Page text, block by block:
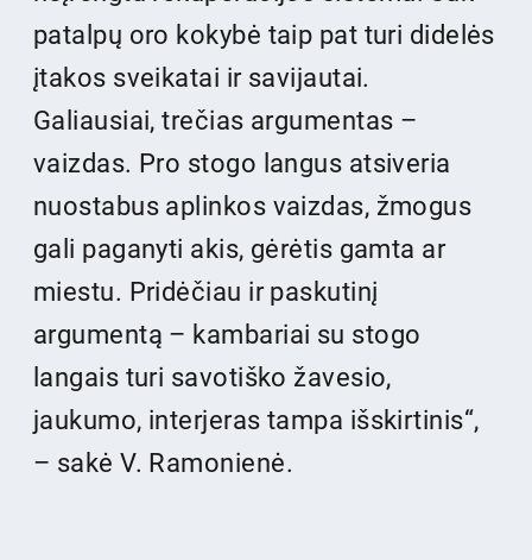
patalpų oro kokybė taip pat turi didelės
įtakos sveikatai ir savijautai.
Galiausiai, trečias argumentas –
vaizdas. Pro stogo langus atsiveria
nuostabus aplinkos vaizdas, žmogus
gali paganyti akis, gėrėtis gamta ar
miestu. Pridėčiau ir paskutinį
argumentą – kambariai su stogo
langais turi savotiško žavesio,
jaukumo, interjeras tampa išskirtinis“,
– sakė V. Ramonienė.